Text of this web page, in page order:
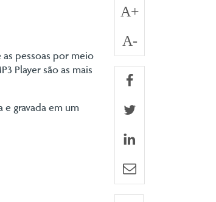
A+
A-
e-mail
as pessoas por meio
Player são as mais
gravada em um